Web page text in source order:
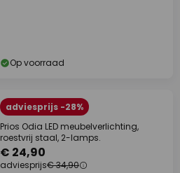
Op voorraad
adviesprijs -28%
Prios Odia LED meubelverlichting,
roestvrij staal, 2-lamps.
€ 24,90
adviesprijs€ 34,90